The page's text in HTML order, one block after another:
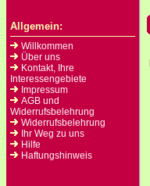
Allgemein:
Willkommen
Über uns
Kontakt, Ihre
Interessengebiete
Impressum
AGB und
Widerrufsbelehrung
Widerrufsbelehrung
Ihr Weg zu uns
Hilfe
Haftungshinweis